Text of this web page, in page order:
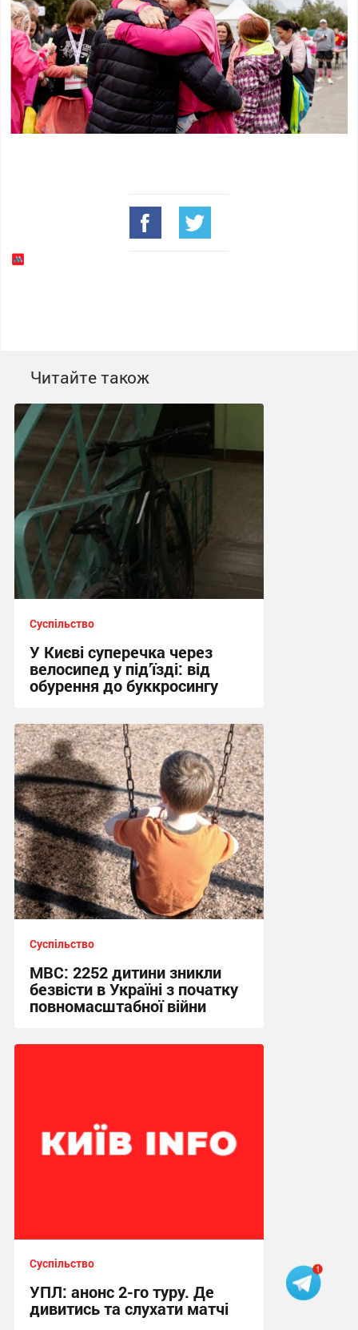
Читайте також
Суспільство
У Києві суперечка через
велосипед у під’їзді: від
обурення до буккросингу
15:58 сьогодні
Суспільство
МВС: 2252 дитини зникли
безвісти в Україні з початку
повномасштабної війни
Суспільство
УПЛ: анонс 2-го туру. Де
дивитись та слухати матчі